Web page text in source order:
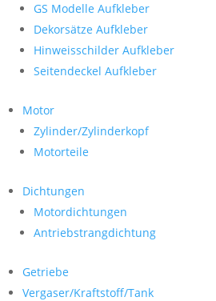
GS Modelle Aufkleber
Dekorsätze Aufkleber
Hinweisschilder Aufkleber
Seitendeckel Aufkleber
Motor
Zylinder/Zylinderkopf
Motorteile
Dichtungen
Motordichtungen
Antriebstrangdichtung
Getriebe
Vergaser/Kraftstoff/Tank